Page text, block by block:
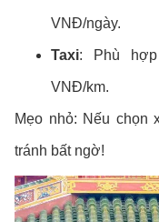
VNĐ/ngày.
Taxi: Phù
VNĐ/km.
Mẹo nhỏ: Nếu chọn
tránh bất ngờ!